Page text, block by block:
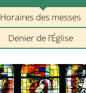
Horaires des messes
Denier de l’Église